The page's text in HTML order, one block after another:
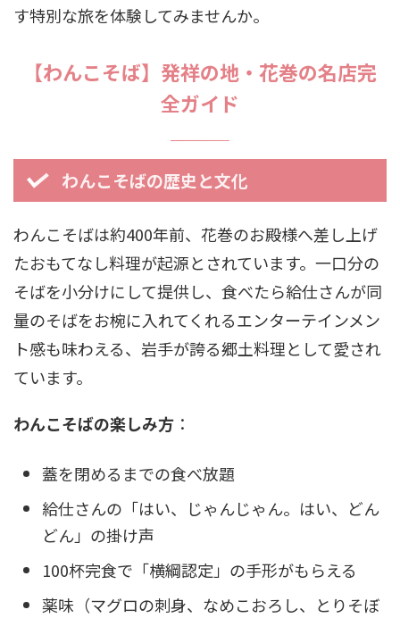
す特別な旅を体験してみませんか。
【わんこそば】発祥の地・花巻の名店完
全ガイド
わんこそばの歴史と文化
わんこそばは約400年前、花巻のお殿様へ差し上げ
たおもてなし料理が起源とされています。一口分の
そばを小分けにして提供し、食べたら給仕さんが同
量のそばをお椀に入れてくれるエンターテインメン
ト感も味わえる、岩手が誇る郷土料理として愛され
ています。
わんこそばの楽しみ方 ：
蓋を閉めるまでの食べ放題
給仕さんの「はい、じゃんじゃん。はい、どん
どん」の掛け声
100杯完食で「横綱認定」の手形がもらえる
薬味（マグロの刺身、なめこおろし、とりそぼ